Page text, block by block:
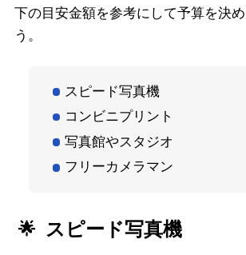
下の目安金額を参考にして予算を決
う。
スピード写真機
コンビニプリント
写真館やスタジオ
フリーカメラマン
スピード写真機